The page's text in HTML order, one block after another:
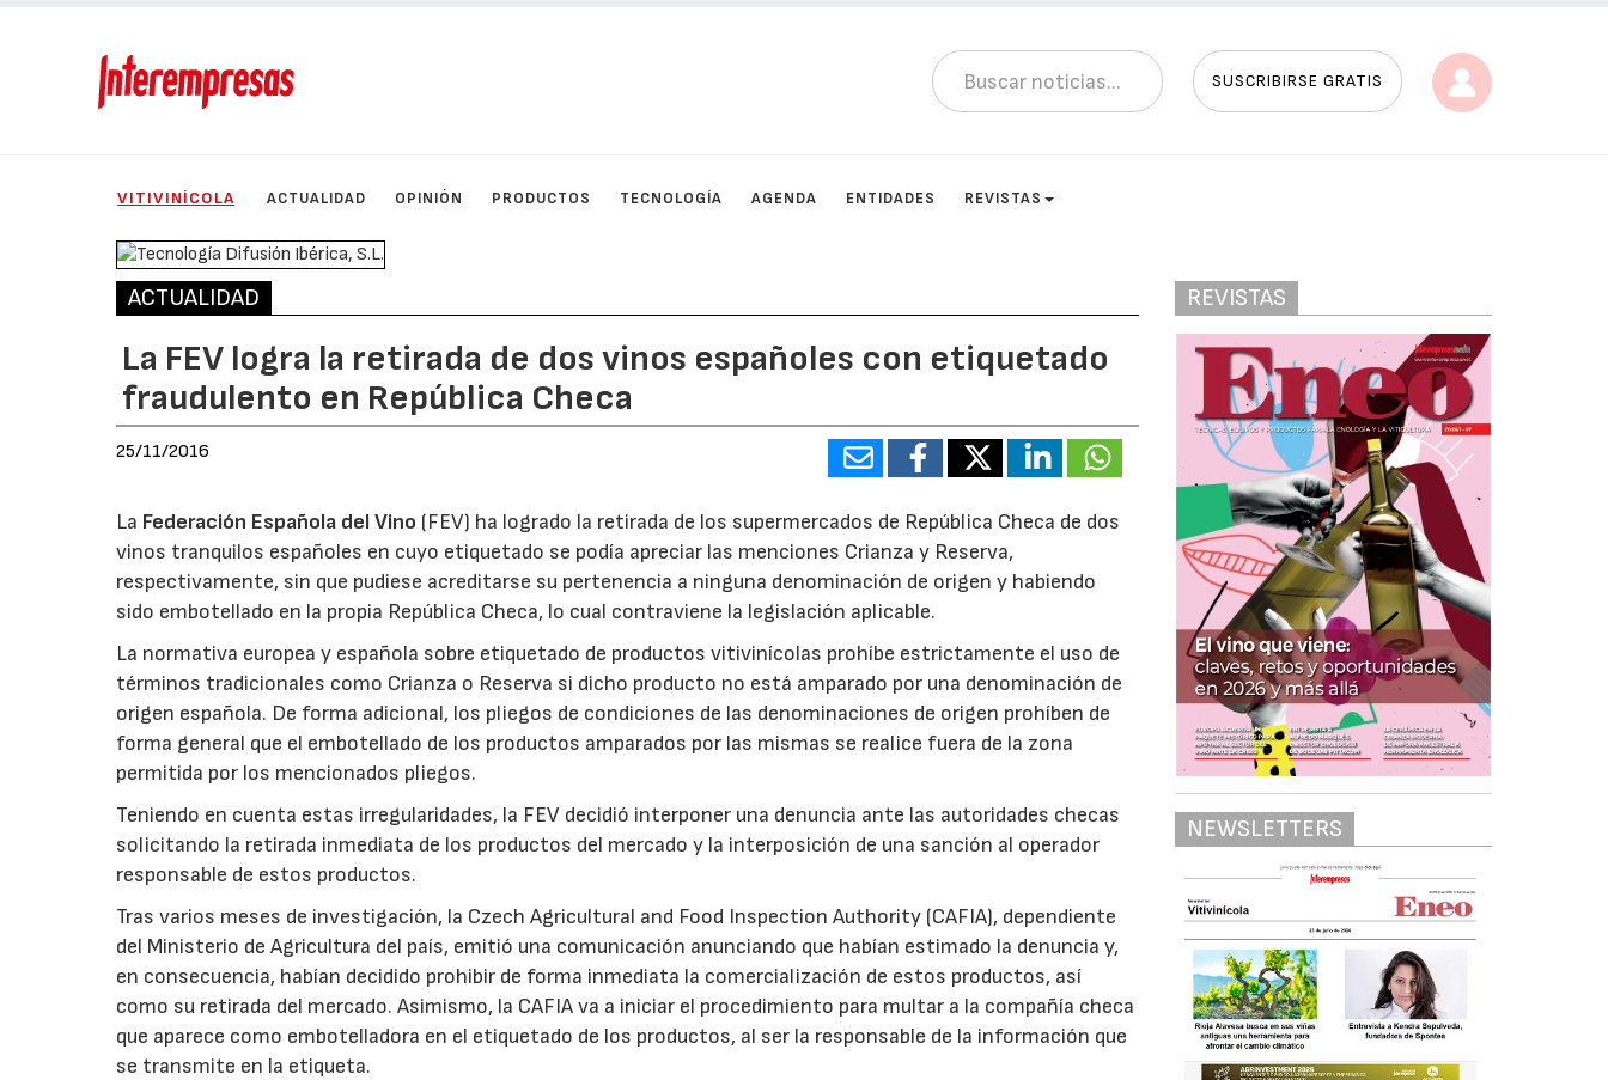
SUSCRIBIRSE GRATIS
VITIVINÍCOLA ACTUALIDAD OPINIÓN PRODUCTOS TECNOLOGÍA AGENDA ENTIDADES REVISTAS
ACTUALIDAD
La FEV logra la retirada de dos vinos españoles con etiquetado
fraudulento en República Checa
25/11/2016
La Federación Española del Vino (FEV) ha logrado la retirada de los supermercados de República Checa de dos
vinos tranquilos españoles en cuyo etiquetado se podía apreciar las menciones Crianza y Reserva,
respectivamente, sin que pudiese acreditarse su pertenencia a ninguna denominación de origen y habiendo
sido embotellado en la propia República Checa, lo cual contraviene la legislación aplicable.
La normativa europea y española sobre etiquetado de productos vitivinícolas prohíbe estrictamente el uso de
términos tradicionales como Crianza o Reserva si dicho producto no está amparado por una denominación de
origen española. De forma adicional, los pliegos de condiciones de las denominaciones de origen prohíben de
forma general que el embotellado de los productos amparados por las mismas se realice fuera de la zona
permitida por los mencionados pliegos.
Teniendo en cuenta estas irregularidades, la FEV decidió interponer una denuncia ante las autoridades checas
solicitando la retirada inmediata de los productos del mercado y la interposición de una sanción al operador
responsable de estos productos.
Tras varios meses de investigación, la Czech Agricultural and Food Inspection Authority (CAFIA), dependiente
del Ministerio de Agricultura del país, emitió una comunicación anunciando que habían estimado la denuncia y,
en consecuencia, habían decidido prohibir de forma inmediata la comercialización de estos productos, así
como su retirada del mercado. Asimismo, la CAFIA va a iniciar el procedimiento para multar a la compañía checa
que aparece como embotelladora en el etiquetado de los productos, al ser la responsable de la información que
se transmite en la etiqueta.
REVISTAS
NEWSLETTERS